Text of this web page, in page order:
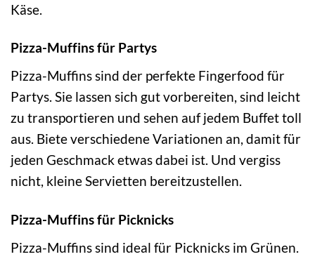
Käse.
Pizza-Muffins für Partys
Pizza-Muffins sind der perfekte Fingerfood für
Partys. Sie lassen sich gut vorbereiten, sind leicht
zu transportieren und sehen auf jedem Buffet toll
aus. Biete verschiedene Variationen an, damit für
jeden Geschmack etwas dabei ist. Und vergiss
nicht, kleine Servietten bereitzustellen.
Pizza-Muffins für Picknicks
Pizza-Muffins sind ideal für Picknicks im Grünen.